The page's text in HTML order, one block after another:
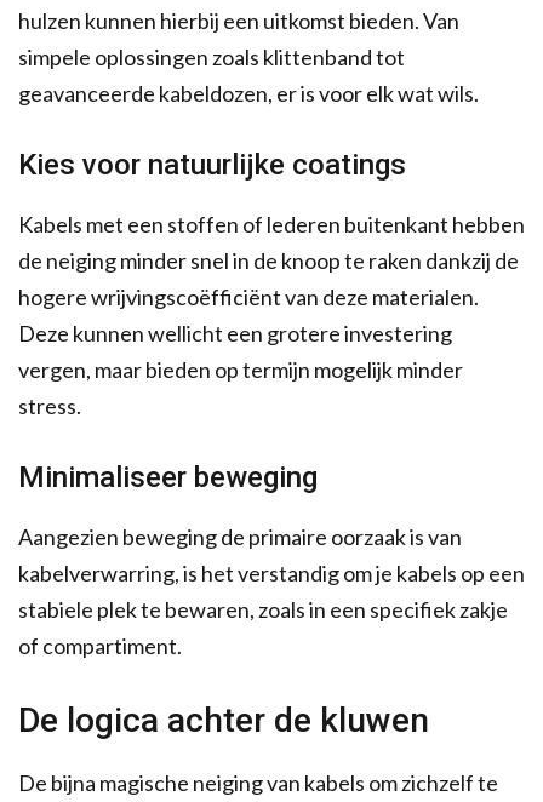
hulzen kunnen hierbij een uitkomst bieden. Van
simpele oplossingen zoals klittenband tot
geavanceerde kabeldozen, er is voor elk wat wils.
Kies voor natuurlijke coatings
Kabels met een stoffen of lederen buitenkant hebben
de neiging minder snel in de knoop te raken dankzij de
hogere wrijvingscoëfficiënt van deze materialen.
Deze kunnen wellicht een grotere investering
vergen, maar bieden op termijn mogelijk minder
stress.
Minimaliseer beweging
Aangezien beweging de primaire oorzaak is van
kabelverwarring, is het verstandig om je kabels op een
stabiele plek te bewaren, zoals in een specifiek zakje
of compartiment.
De logica achter de kluwen
De bijna magische neiging van kabels om zichzelf te